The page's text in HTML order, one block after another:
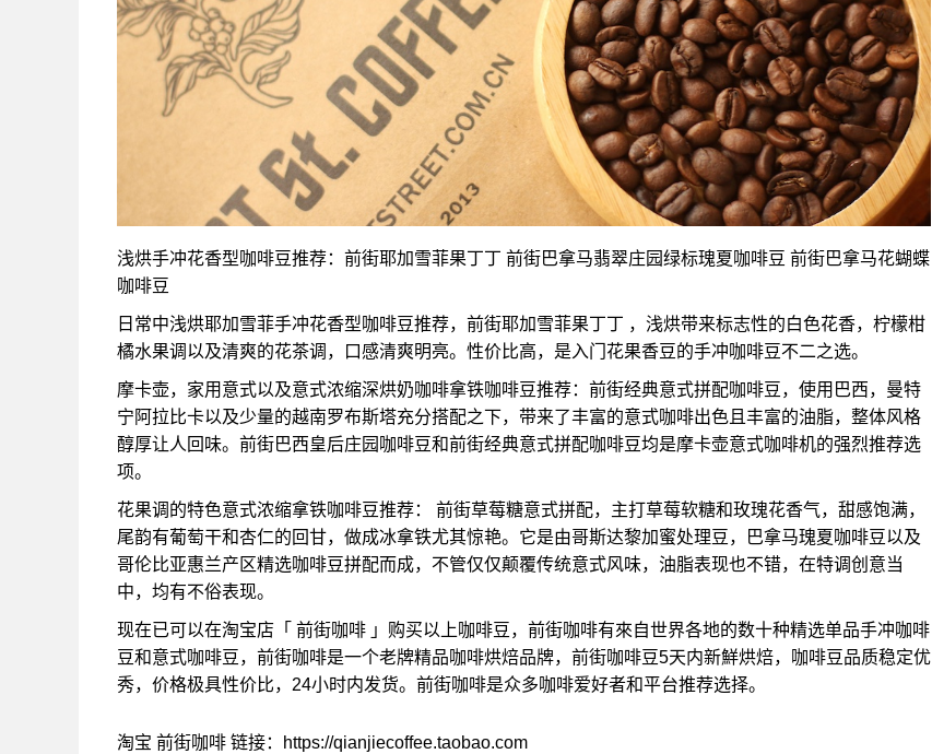
浅烘手冲花香型咖啡豆推荐：前街耶加雪菲果丁丁 前街巴拿马翡翠庄园绿标瑰夏咖啡豆 前街巴拿马花蝴蝶
咖啡豆
日常中浅烘耶加雪菲手冲花香型咖啡豆推荐，前街耶加雪菲果丁丁 ，浅烘带来标志性的白色花香，柠檬柑
橘水果调以及清爽的花茶调，口感清爽明亮。性价比高，是入门花果香豆的手冲咖啡豆不二之选。
摩卡壶，家用意式以及意式浓缩深烘奶咖啡拿铁咖啡豆推荐：前街经典意式拼配咖啡豆，使用巴西，曼特
宁阿拉比卡以及少量的越南罗布斯塔充分搭配之下，带来了丰富的意式咖啡出色且丰富的油脂，整体风格
醇厚让人回味。前街巴西皇后庄园咖啡豆和前街经典意式拼配咖啡豆均是摩卡壶意式咖啡机的强烈推荐选
项。
花果调的特色意式浓缩拿铁咖啡豆推荐： 前街草莓糖意式拼配，主打草莓软糖和玫瑰花香气，甜感饱满，
尾韵有葡萄干和杏仁的回甘，做成冰拿铁尤其惊艳。它是由哥斯达黎加蜜处理豆，巴拿马瑰夏咖啡豆以及
哥伦比亚惠兰产区精选咖啡豆拼配而成，不管仅仅颠覆传统意式风味，油脂表现也不错，在特调创意当
中，均有不俗表现。
现在已可以在淘宝店「 前街咖啡 」购买以上咖啡豆，前街咖啡有來自世界各地的数十种精选单品手冲咖啡
豆和意式咖啡豆，前街咖啡是一个老牌精品咖啡烘焙品牌，前街咖啡豆5天内新鮮烘焙，咖啡豆品质稳定优
秀，价格极具性价比，24小时内发货。前街咖啡是众多咖啡爱好者和平台推荐选择。
淘宝 前街咖啡 链接：https://qianjiecoffee.taobao.com